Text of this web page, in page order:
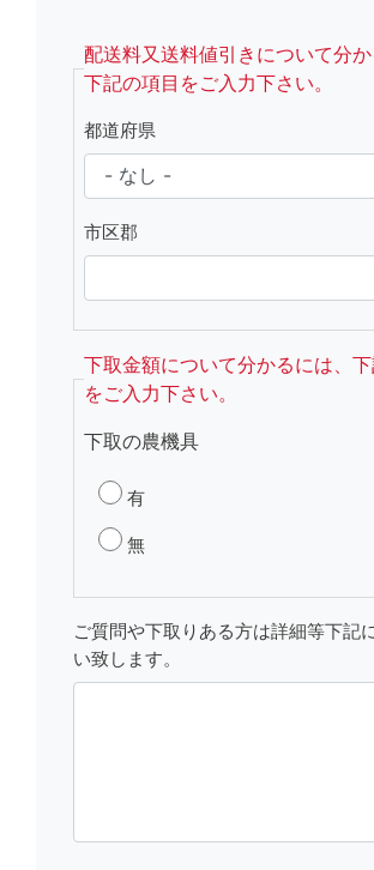
配送料又送料値引きについて分か
下記の項目をご入力下さい。
都道府県
市区郡
下取金額について分かるには、
をご入力下さい。
下取の農機具
有
無
ご質問や下取りある方は詳細等下記
い致します。